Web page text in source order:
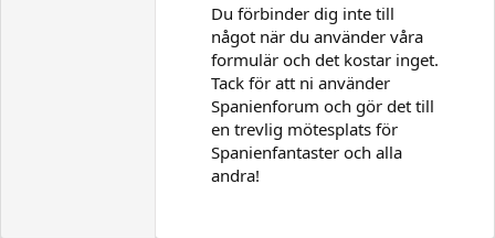
Du förbinder dig inte till
något när du använder våra
formulär och det kostar inget.
Tack för att ni använder
Spanienforum och gör det till
en trevlig mötesplats för
Spanienfantaster och alla
andra!